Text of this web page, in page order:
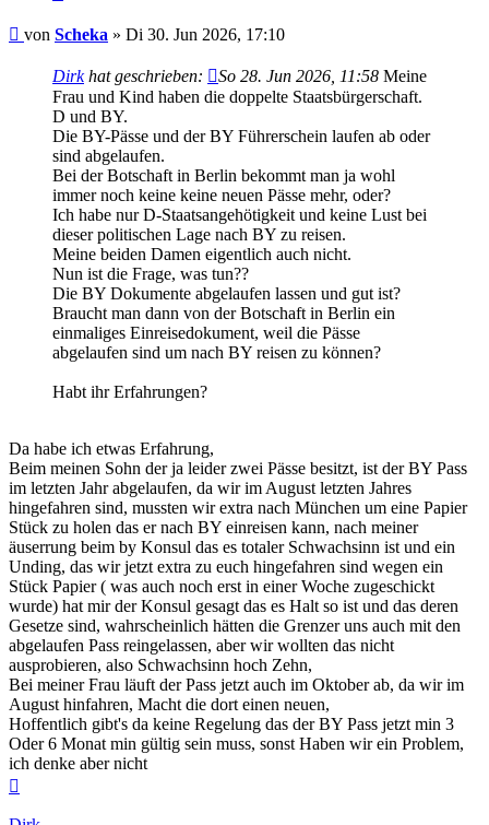
Beitrag
von Scheka » Di 30. Jun 2026, 17:10
Dirkhat geschrieben: So 28. Jun 2026, 11:58 Meine
Frau und Kind haben die doppelte Staatsbürgerschaft.
D und BY.
Die BY-Pässe und der BY Führerschein laufen ab oder
sind abgelaufen.
Bei der Botschaft in Berlin bekommt man ja wohl
immer noch keine keine neuen Pässe mehr, oder?
Ich habe nur D-Staatsangehötigkeit und keine Lust bei
dieser politischen Lage nach BY zu reisen.
Meine beiden Damen eigentlich auch nicht.
Nun ist die Frage, was tun??
Die BY Dokumente abgelaufen lassen und gut ist?
Braucht man dann von der Botschaft in Berlin ein
einmaliges Einreisedokument, weil die Pässe
abgelaufen sind um nach BY reisen zu können?
Habt ihr Erfahrungen?
Da habe ich etwas Erfahrung,
Beim meinen Sohn der ja leider zwei Pässe besitzt, ist der BY Pass
im letzten Jahr abgelaufen, da wir im August letzten Jahres
hingefahren sind, mussten wir extra nach München um eine Papier
Stück zu holen das er nach BY einreisen kann, nach meiner
äuserrung beim by Konsul das es totaler Schwachsinn ist und ein
Unding, das wir jetzt extra zu euch hingefahren sind wegen ein
Stück Papier ( was auch noch erst in einer Woche zugeschickt
wurde) hat mir der Konsul gesagt das es Halt so ist und das deren
Gesetze sind, wahrscheinlich hätten die Grenzer uns auch mit den
abgelaufen Pass reingelassen, aber wir wollten das nicht
ausprobieren, also Schwachsinn hoch Zehn,
Bei meiner Frau läuft der Pass jetzt auch im Oktober ab, da wir im
August hinfahren, Macht die dort einen neuen,
Hoffentlich gibt's da keine Regelung das der BY Pass jetzt min 3
Oder 6 Monat min gültig sein muss, sonst Haben wir ein Problem,
ich denke aber nicht